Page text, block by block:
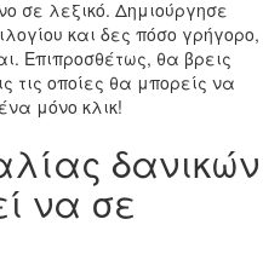
σε λεξικό. Δημιούργησε
και δες πόσο γρήγορο,
Επιπροσθέτως, θα βρεις
τις οποίες θα μπορείς να
μόνο κλικ!
δανικών
να σε